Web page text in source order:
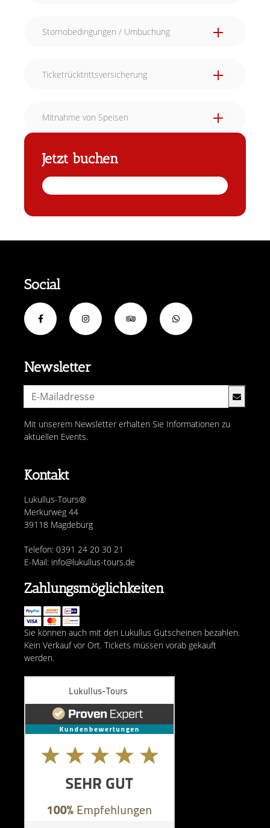
Stornobedingungen / Umbuchung
Ticketrücktrittsversicherung
Mitnahme von Speisen
Jetzt buchen
Kontakt
Lukullus-Tours®
Merkurweg 44
39118 Magdeburg
Telefon: 0391 24 20 30 21
E-Mail: info@lukullus-tours.de
Newsletter
Mit unserem Newsletter erhalten Sie Informationen zu
aktuellen Events.
Social
Zahlungsmöglichkeiten
Sie können auch mit den Lukullus Gutscheinen bezahlen.
Kein Verkauf vor Ort. Tickets müssen vorab gekauft
werden.